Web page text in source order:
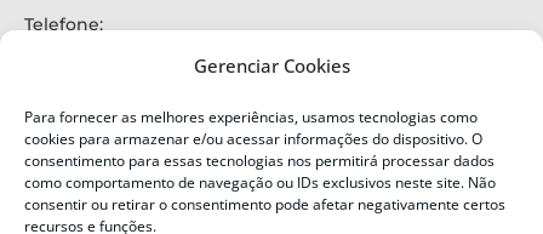
Gerenciar Cookies
Para fornecer as melhores experiências, usamos tecnologias como
cookies para armazenar e/ou acessar informações do dispositivo. O
consentimento para essas tecnologias nos permitirá processar dados
como comportamento de navegação ou IDs exclusivos neste site. Não
consentir ou retirar o consentimento pode afetar negativamente certos
recursos e funções.
Telefone:
Alertas Defesa Civil:
SMS 40199
ENDEREÇO
Defesa Civil do Estado de Santa Catarina